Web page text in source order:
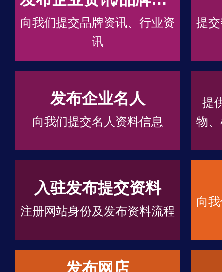
向我们提交品牌资讯、行业资
讯
提
发布企业名人
向我们提交名人资料信息
提
物
入驻发布提交资料
注册网站身份及发布资料流程
向
发布网店